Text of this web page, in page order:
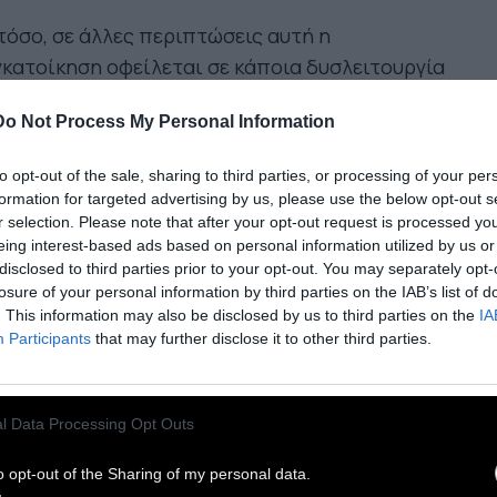
Not Process My Personal Information
opt-out of the sale, sharing to third parties, or processing of your
for targeted advertising by us, please use the below opt-out
selection. Please note that after your opt-out request is processed
interest-based ads based on personal information utilized by us
to third parties prior to your opt-out. You may separately
of your personal information by third parties on the IAB’s list of
This information may also be disclosed by us to third parties on the
Participants that may further disclose it to other third parties.
Data Processing Opt Outs
opt-out of the Sharing of my personal data.
σε άλλες περιπτώσεις αυτή η
οφείλεται σε κάποια δυσλειτουργία
στην ηλικία των τριάντα, των σαράντα
είναι ακόμα μεγαλύτερες.
παιδί» που συνεχίζει να ζει στο ίδιο
με τους γονείς του, μπορεί να είναι ιδιαίτερα
διότι φροντίζει για τις ανάγκες των
του. Μπορεί επίσης να μεσολαβεί στους
των γονέων, οι οποίοι για οποιοδήποτε
τους μπορεί να μην είναι υγιής. Μπορεί
να φροντίζει άρρωστους, ηλικιωμένους ή